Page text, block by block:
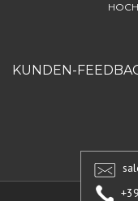
KUNDEN-